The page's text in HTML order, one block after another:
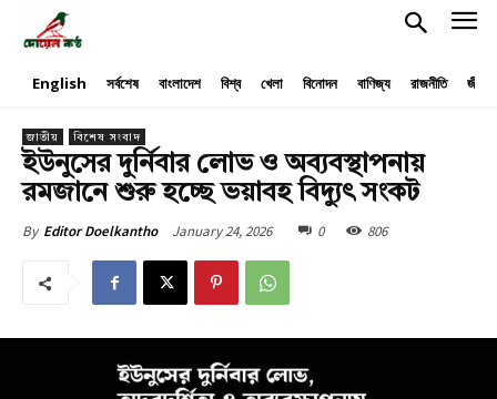
English সর্বশেষ বাংলাদেশ বিশ্ব খেলা বিনোদন বাণিজ্য রাজনীতি
জাতীয় বিশেষ সংবাদ
ইউনুসের দুর্নিবার লোভ ও অব্যবস্থাপনায়
রমজানে শুরু হচ্ছে ভয়াবহ বিদ্যুৎ সংকট
By Editor Doelkantho January 24, 2026 0 806